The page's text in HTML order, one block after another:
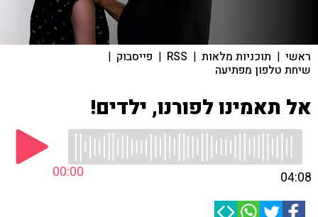
ראשי | תוכניות מלאות |
RSS
| פייסבוק |
שיחת טלפון מפתיעה
אל תאמינו לפורנו, ילדים!
00:00 04:08